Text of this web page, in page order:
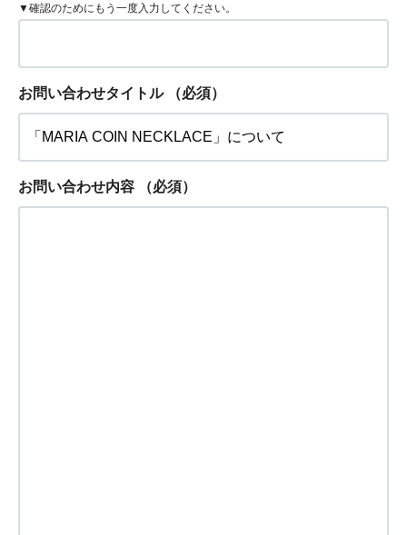
▼確認のためにもう一度入力してください。
お問い合わせタイトル （必須）
お問い合わせ内容 （必須）